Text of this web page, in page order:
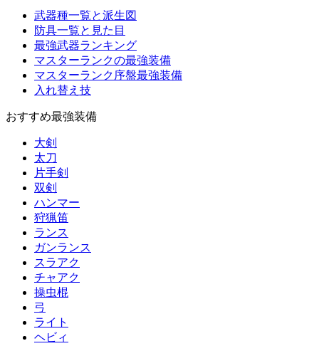
武器種一覧と派生図
防具一覧と見た目
最強武器ランキング
マスターランクの最強装備
マスターランク序盤最強装備
入れ替え技
おすすめ最強装備
大剣
太刀
片手剣
双剣
ハンマー
狩猟笛
ランス
ガンランス
スラアク
チャアク
操虫棍
弓
ライト
ヘビィ